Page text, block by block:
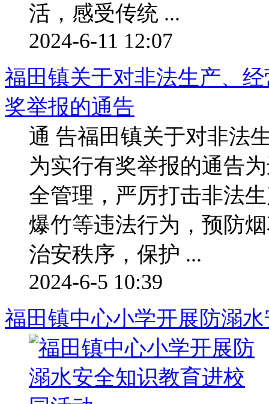
活，感受传统 ...
2024-6-11 12:07
福田镇关于对非法生产、
奖举报的通告
通 告福田镇关于对非法
为实行有奖举报的通告
全管理，严厉打击非法
爆竹等违法行为，预防
治安秩序，保护 ...
2024-6-5 10:39
福田镇中心小学开展防溺